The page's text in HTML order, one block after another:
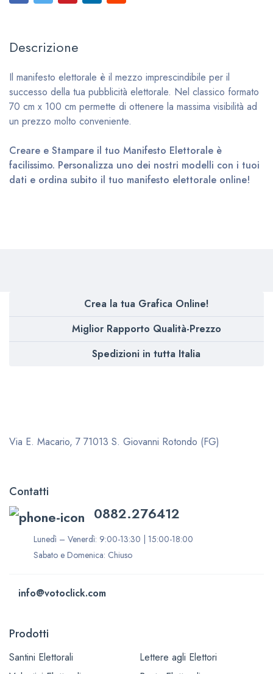
Descrizione
Il manifesto elettorale è il mezzo imprescindibile per il
successo della tua pubblicità elettorale. Nel classico formato
70 cm x 100 cm permette di ottenere la massima visibilità ad
un prezzo molto conveniente.
Creare e Stampare il tuo Manifesto Elettorale è
facilissimo. Personalizza uno dei nostri modelli con i tuoi
dati e ordina subito il tuo manifesto elettorale online!
Crea la tua Grafica Online!
Miglior Rapporto Qualità-Prezzo
Spedizioni in tutta Italia
Via E. Macario, 7 71013 S. Giovanni Rotondo (FG)
Contatti
0882.276412
Lunedì – Venerdì: 9:00-13:30 | 15:00-18:00
Sabato e Domenica: Chiuso
info@votoclick.com
Prodotti
Santini Elettorali
Lettere agli Elettori